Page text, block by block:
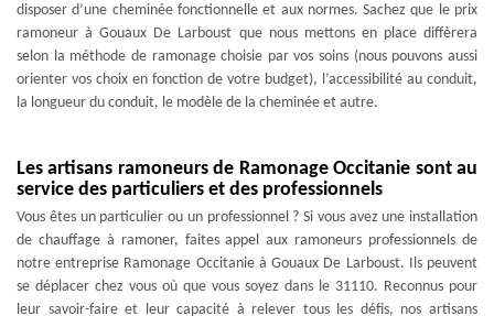
disposer d’une cheminée fonctionnelle et aux normes. Sachez que le prix
ramoneur à Gouaux De Larboust que nous mettons en place diffèrera
selon la méthode de ramonage choisie par vos soins (nous pouvons aussi
orienter vos choix en fonction de votre budget), l’accessibilité au conduit,
la longueur du conduit, le modèle de la cheminée et autre.
Les artisans ramoneurs de Ramonage Occitanie sont au
service des particuliers et des professionnels
Vous êtes un particulier ou un professionnel ? Si vous avez une installation
de chauffage à ramoner, faites appel aux ramoneurs professionnels de
notre entreprise Ramonage Occitanie à Gouaux De Larboust. Ils peuvent
se déplacer chez vous où que vous soyez dans le 31110. Reconnus pour
leur savoir-faire et leur capacité à relever tous les défis, nos artisans